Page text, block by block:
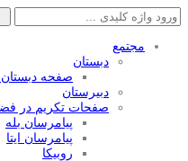
جستجو
برای:
مجتمع
دبستان
صفحه دبستان
دبیرستان
صفحات تکریم در
پیامرسان بله
پیامرسان ایتا
روبیکا